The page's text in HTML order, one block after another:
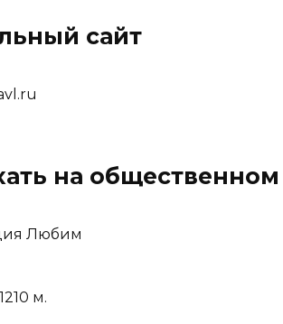
сайт
на
Любим
1210 м.